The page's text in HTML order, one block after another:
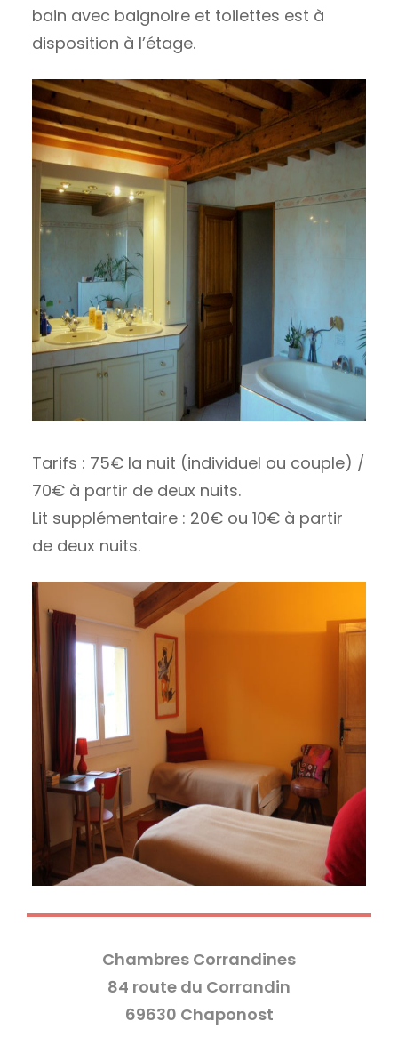
bain avec baignoire et toilettes est à
disposition à l’étage.
Tarifs : 75€ la nuit (individuel ou couple) /
70€ à partir de deux nuits.
Lit supplémentaire : 20€ ou 10€ à partir
de deux nuits.
Chambres Corrandines
84 route du Corrandin
69630 Chaponost